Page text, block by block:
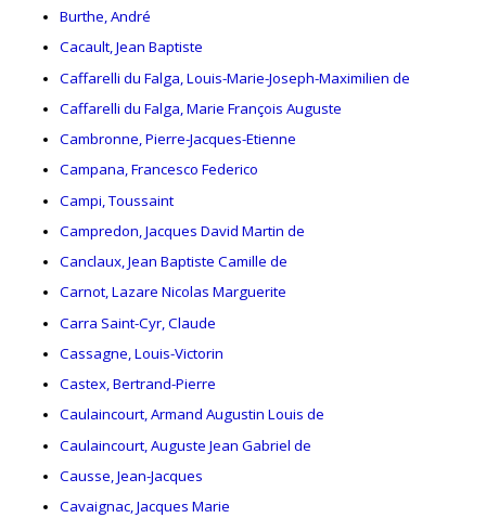
Burthe, André
Cacault, Jean Baptiste
Caffarelli du Falga, Louis-Marie-Joseph-Maximilien de
Caffarelli du Falga, Marie François Auguste
Cambronne, Pierre-Jacques-Etienne
Campana, Francesco Federico
Campi, Toussaint
Campredon, Jacques David Martin de
Canclaux, Jean Baptiste Camille de
Carnot, Lazare Nicolas Marguerite
Carra Saint-Cyr, Claude
Cassagne, Louis-Victorin
Castex, Bertrand-Pierre
Caulaincourt, Armand Augustin Louis de
Caulaincourt, Auguste Jean Gabriel de
Causse, Jean-Jacques
Cavaignac, Jacques Marie